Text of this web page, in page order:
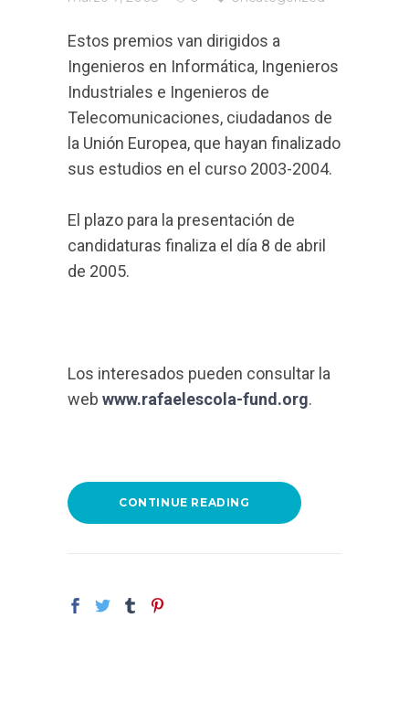
Estos premios van dirigidos a
Ingenieros en Informática, Ingenieros
Industriales e Ingenieros de
Telecomunicaciones, ciudadanos de
la Unión Europea, que hayan finalizado
sus estudios en el curso 2003-2004.
El plazo para la presentación de
candidaturas finaliza el día 8 de abril
de 2005.
Los interesados pueden consultar la
web www.rafaelescola-fund.org.
CONTINUE READING